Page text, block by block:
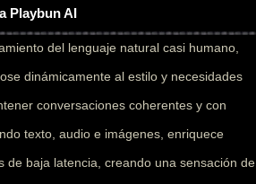
Playbun AI
del lenguaje natural casi humano,
dinámicamente al estilo y necesidades
conversaciones coherentes y con
texto, audio e imágenes, enriquece
baja latencia, creando una sensación de